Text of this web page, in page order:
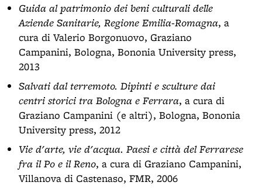
Guida al patrimonio dei beni culturali delle
Aziende Sanitarie, Regione Emilia-Romagna, a
cura di Valerio Borgonuovo, Graziano
Campanini, Bologna, Bononia University press,
2013
Salvati dal terremoto. Dipinti e sculture dai
centri storici tra Bologna e Ferrara, a cura di
Graziano Campanini (e altri), Bologna, Bononia
University press, 2012
Vie d'arte, vie d'acqua. Paesi e città del Ferrarese
fra il Po e il Reno, a cura di Graziano Campanini,
Villanova di Castenaso, FMR, 2006